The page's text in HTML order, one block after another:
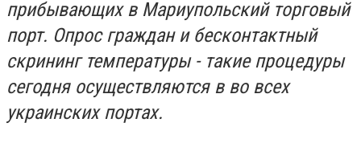
прибывающих в Мариупольский торговый
порт. Опрос граждан и бесконтактный
скрининг температуры - такие процедуры
сегодня осуществляются в во всех
украинских портах.